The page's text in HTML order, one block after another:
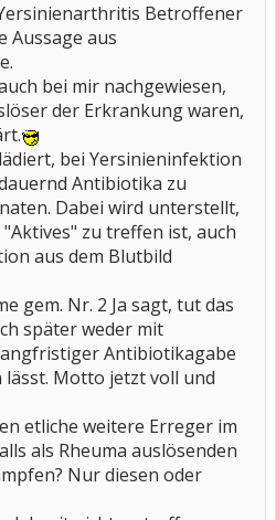
Betroffener
Aussage aus
bei mir nachgewiesen,
der Erkrankung waren,
bei Yersinieninfektion
Antibiotika zu
Dabei wird unterstellt,
zu treffen ist, auch
aus dem Blutbild
gem. Nr. 2 Ja sagt, tut das
später weder mit
Antibiotikagabe
lässt. Motto jetzt voll und
etliche weitere Erreger im
als Rheuma auslösenden
Nur diesen oder